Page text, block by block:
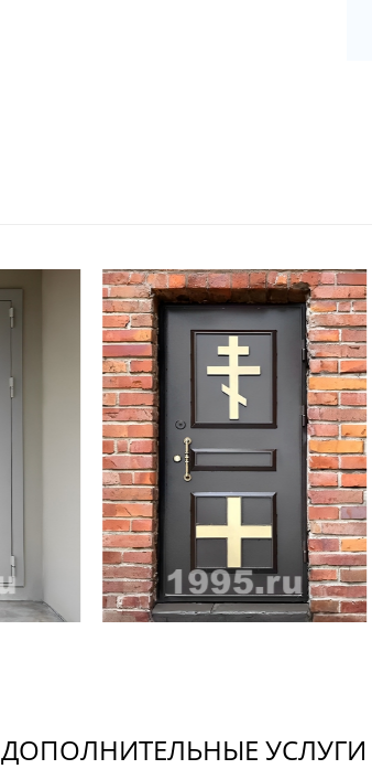
ДОПОЛНИТЕЛЬНЫЕ УСЛУГИ